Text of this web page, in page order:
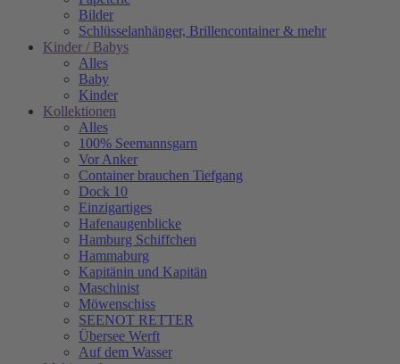
Bilder
Schlüsselanhänger, Brillencontainer & mehr
Kinder / Babys
Alles
Baby
Kinder
Kollektionen
Alles
100% Seemannsgarn
Vor Anker
Container brauchen Tiefgang
Dock 10
Einzigartiges
Hafenaugen­blicke
Hamburg Schiffchen
Hammaburg
Kapitänin und Kapitän
Maschinist
Möwenschiss
SEENOT RETTER
Übersee Werft
Auf dem Wasser